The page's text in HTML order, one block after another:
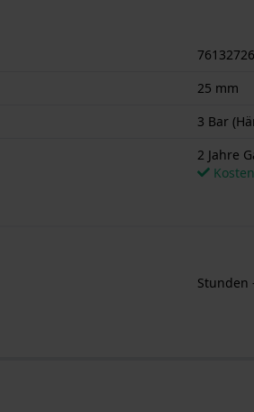
25 mm
3 Bar
2 Jahre
Stunden